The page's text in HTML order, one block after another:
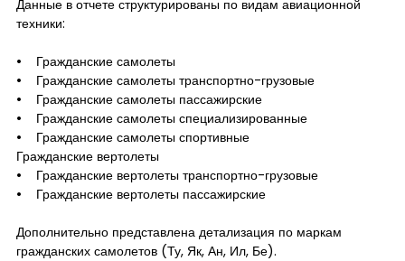
Данные в отчете структурированы по видам авиационной
техники:
• Гражданские самолеты
• Гражданские самолеты транспортно-грузовые
• Гражданские самолеты пассажирские
• Гражданские самолеты специализированные
• Гражданские самолеты спортивные
Гражданские вертолеты
• Гражданские вертолеты транспортно-грузовые
• Гражданские вертолеты пассажирские
Дополнительно представлена детализация по маркам
гражданских самолетов (Ту, Як, Ан, Ил, Бе).